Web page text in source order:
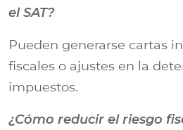
el SAT?
Pueden generarse cartas
fiscales o ajustes en la
impuestos.
¿Cómo reducir el riesgo